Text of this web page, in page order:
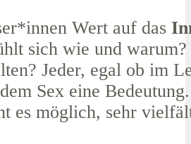
Wert auf das
sich wie und
Jeder, egal ob im
Sex eine
es möglich, sehr